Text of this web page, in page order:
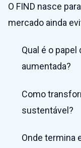
O FIND nasce
mercado ainda
Qual é o
aumentada?
Como
sustentável?
Onde termina